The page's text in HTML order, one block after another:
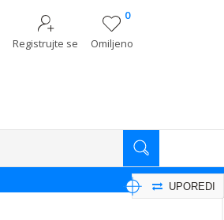
Omiljeno
0
Registrujte se
UPOREDI